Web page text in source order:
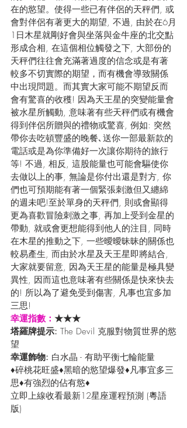
在的慾望。使得一些已有伴侶的天秤們, 或
會對伴侶有著更大的期望, 不過, 由於在6月
1日木星就剛好會與坐落與金牛座的北交點
形成合相, 在這個相位觸發之下, 大部份的
天秤們往往會充滿著過度的信念或是有著
較多不切實際的期望，而有機會導致關係
中出現問題。而其實大家可能不期望反而
會有驚喜的收穫! 因為天王星的突變能量會
被水星所觸動, 意味著有些天秤們或有機會
得到伴侶所贈與的禮物或驚喜, 例如: 突然
帶你去吃頓豐盛的晚餐､送你一部最新款的
電話或是為你準備好一次讓你期待的旅行
等! 不過, 相反, 這股能量也可能會驅使你
去做以上的事, 無論是你付出還是對方, 你
們也可預期能有著一個緊張刺激但又纏綿
的週未吧!至於單身的天秤們, 則或會顯得
更為喜歡冒險刺激之事, 再加上受到金星的
帶動, 就或會更想能得到他人的注目, 同時
在木星的推動之下, 一些曖曖昧昧的關係也
較易產生, 而由於水星及天王星即將結合,
大家就要留意, 因為天王星的能量是極具變
異性, 因而這也意味著有些關係是快來快去
的! 所以為了避免受到傷害, 凡事也宜多加
三思!
幸運指數： ★★★
塔羅牌提示: The Devil 克服對物質世界的慾
望
幸運飾物: 白水晶 - 有助平衡七輪能量
♦碎桃花旺盛♦黑暗的慾望爆發♦凡事宜多三
思♦有強烈的佔有慾♦
立即上線收看最新12星座運程預測 (粵語
版)